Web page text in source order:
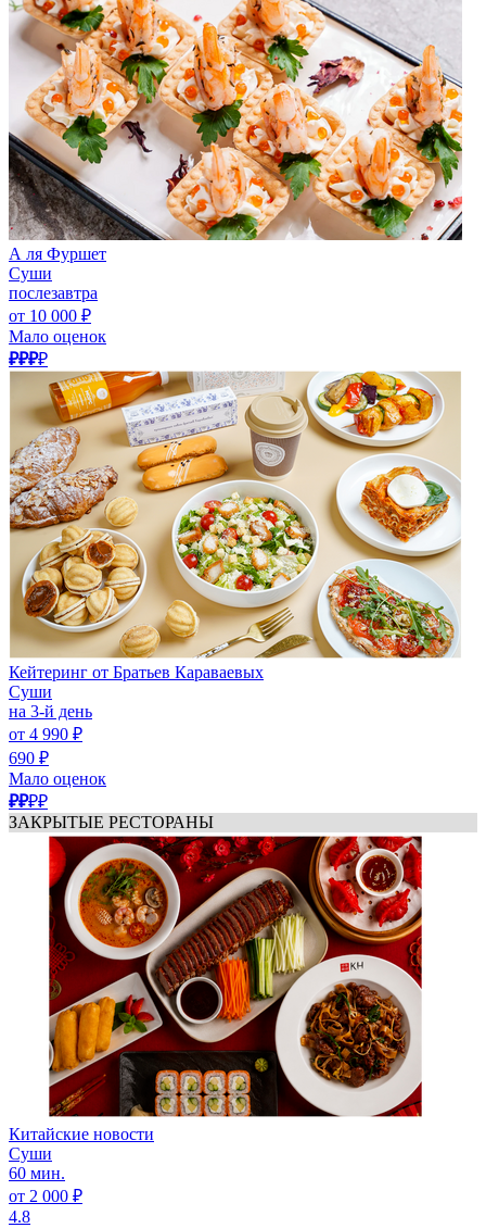
А ля Фуршет
Суши
послезавтра
от 10 000 ₽
Мало оценок
₽₽₽₽
Кейтеринг от Братьев Караваевых
Суши
на 3-й день
от 4 990 ₽
690 ₽
Мало оценок
₽₽₽₽
ЗАКРЫТЫЕ РЕСТОРАНЫ
Китайские новости
Суши
60 мин.
от 2 000 ₽
4.8